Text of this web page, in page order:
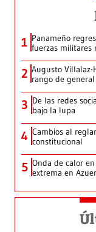
1 Panameño
fuerzas militares
2 Augusto Villalaz-
rango de
3 De las redes
bajo la lupa
4 Cambios al
constitucional
5 Onda de calor
extrema en